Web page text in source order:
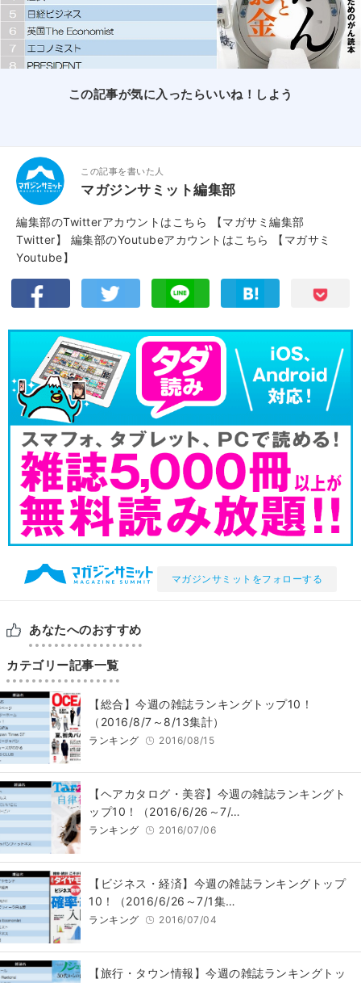
この記事が気に入ったらいいね！しよう
この記事を書いた人
マガジンサミット編集部
編集部のTwitterアカウントはこちら
【マガサミ編集部
Twitter】
編集部のYoutubeアカウントはこちら
【マガサミ
Youtube】
マガジンサミットをフォローする
あなたへのおすすめ
カテゴリー記事一覧
【総合】今週の雑誌ランキングトップ10！
（2016/8/7～8/13集計）
ランキング 2016/08/15
【ヘアカタログ・美容】今週の雑誌ランキングト
ップ10！（2016/6/26～7/…
ランキング 2016/07/06
【ビジネス・経済】今週の雑誌ランキングトップ
10！（2016/6/26～7/1集…
ランキング 2016/07/04
【旅行・タウン情報】今週の雑誌ランキングトッ